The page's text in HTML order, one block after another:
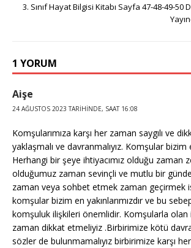
3. Sınıf Hayat Bilgisi Kitabı Sayfa 47-48-49-50
1 YORUM
Aişe
24 AĞUSTOS 2023 TARIHINDE, SAAT 16:08
Komşularımıza karşı her zaman saygılı ve
yaklaşmalı ve davranmalıyız. Komşular bizim
Herhangi bir şeye ihtiyacımız olduğu zaman
olduğumuz zaman sevinçli ve mutlu bir
zaman veya sohbet etmek zaman geçirmek
komşular bizim en yakınlarımızdır ve bu
komşuluk ilişkileri önemlidir. Komşularla olan
zaman dikkat etmeliyiz .Birbirimize kötü
sözler de bulunmamalıyız birbirimize karşı